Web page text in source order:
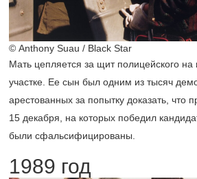
© Anthony Suau / Black Star
Мать цепляется за щит полицейского на
участке. Ее сын был одним из тысяч
арестованных за попытку доказать, что
15 декабря, на которых победил
были сфальсифицированы.
1989 год